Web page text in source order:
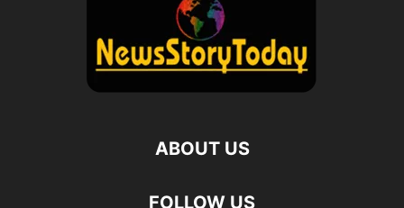
ABOUT US
FOLLOW US